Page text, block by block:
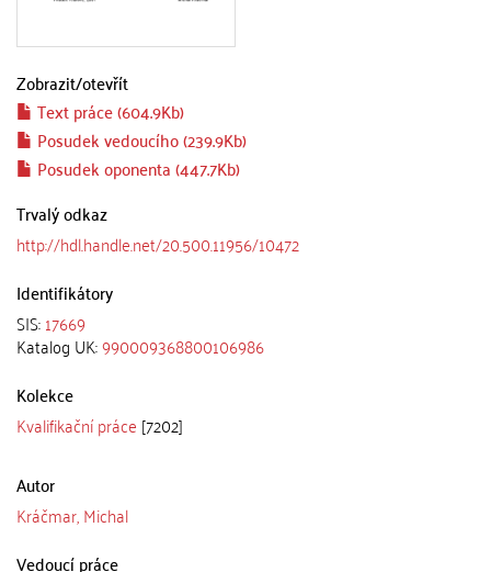
Zobrazit/otevřít
Text práce (604.9Kb)
Posudek vedoucího (239.9Kb)
Posudek oponenta (447.7Kb)
Trvalý odkaz
http://hdl.handle.net/20.500.11956/10472
Identifikátory
SIS:17669
Katalog UK:990009368800106986
Kolekce
Kvalifikační práce [7202]
Autor
Kráčmar, Michal
Vedoucí práce